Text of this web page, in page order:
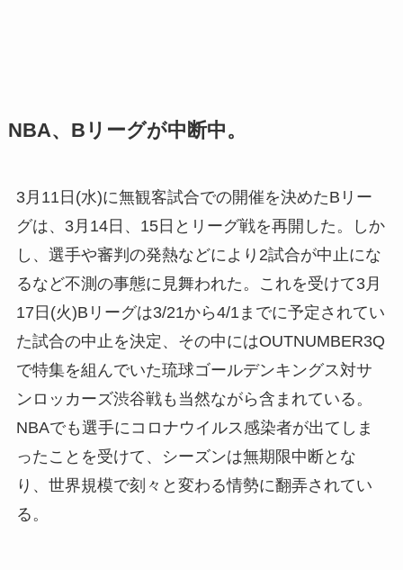
NBA、Bリーグが中断中。
3月11日(水)に無観客試合での開催を決めたBリー
グは、3月14日、15日とリーグ戦を再開した。しか
し、選手や審判の発熱などにより2試合が中止にな
るなど不測の事態に見舞われた。これを受けて3月
17日(火)Bリーグは3/21から4/1までに予定されてい
た試合の中止を決定、その中にはOUTNUMBER3Q
で特集を組んでいた琉球ゴールデンキングス対サ
ンロッカーズ渋谷戦も当然ながら含まれている。
NBAでも選手にコロナウイルス感染者が出てしま
ったことを受けて、シーズンは無期限中断とな
り、世界規模で刻々と変わる情勢に翻弄されてい
る。